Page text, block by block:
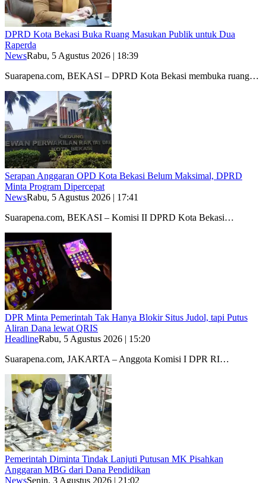
DPRD Kota Bekasi Buka Ruang Masukan Publik untuk Dua
Raperda
NewsRabu, 5 Agustus 2026 | 18:39
Suarapena.com, BEKASI – DPRD Kota Bekasi membuka ruang…
Serapan Anggaran OPD Kota Bekasi Belum Maksimal, DPRD
Minta Program Dipercepat
NewsRabu, 5 Agustus 2026 | 17:41
Suarapena.com, BEKASI – Komisi II DPRD Kota Bekasi…
DPR Minta Pemerintah Tak Hanya Blokir Situs Judol, tapi Putus
Aliran Dana lewat QRIS
HeadlineRabu, 5 Agustus 2026 | 15:20
Suarapena.com, JAKARTA – Anggota Komisi I DPR RI…
Pemerintah Diminta Tindak Lanjuti Putusan MK Pisahkan
Anggaran MBG dari Dana Pendidikan
NewsSenin, 3 Agustus 2026 | 21:02